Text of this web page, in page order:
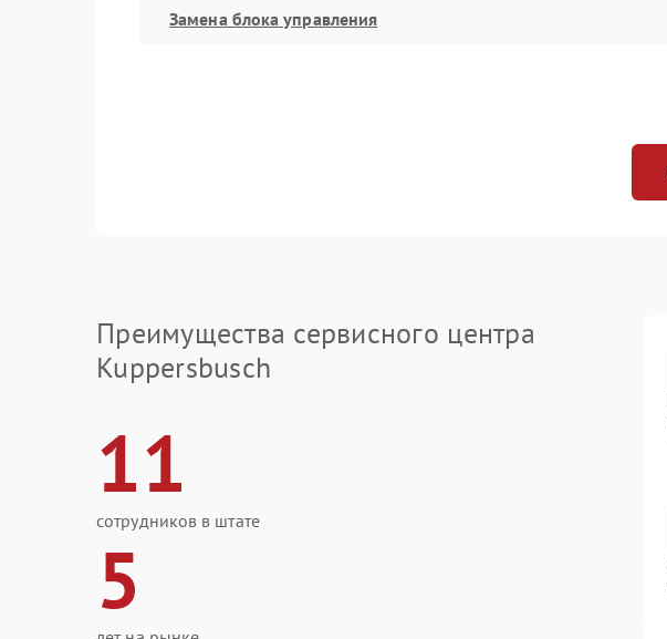
Замена блока управления
Преимущества сервисного центра
Kuppersbusch
11
сотрудников в штате
5